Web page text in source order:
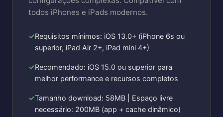
todos iPhones e iPads modernos.
Requisitos mínimos: iOS 13.0+ (iPhone 6s ou
superior, iPad Air 2+, iPad mini 4+)
Recomendado: iOS 15.0 ou superior para
melhor performance e recursos completos
Tamanho download: 58MB | Espaço livre
necessário: 200MB (app + cache dinâmico)